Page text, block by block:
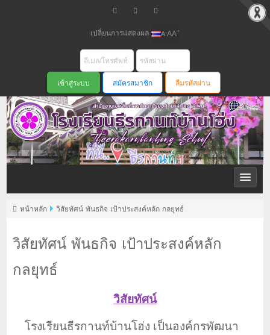
เปลี่ยนการแสดงผล A-AA+
สมัครสมาชิก ลืมรหัสผ่าน
วิสัยทัศน์ พันธกิจ เป้าประสงค์หลัก
กลยุทธ์
หน้าหลัก วิสัยทัศน์ พันธกิจ เป้าประสงค์หลัก กลยุทธ์
วิสัยทัศน์
โรงเรียนธีรกานท์บ้านโฮ่ง เป็นองค์กรพัฒนา